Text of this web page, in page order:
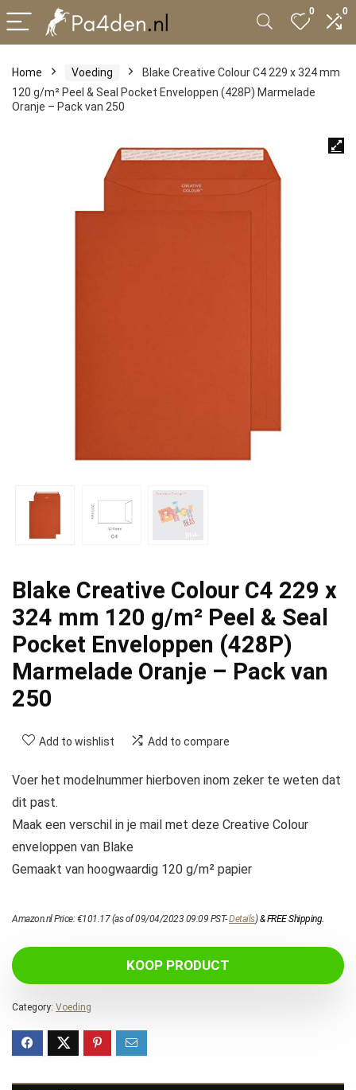
0 0
Home Voeding
Blake Creative Colour C4 229 x 324 mm
120 g/m² Peel & Seal Pocket Enveloppen (428P) Marmelade
Oranje – Pack van 250
Blake Creative Colour C4 229 x
324 mm 120 g/m² Peel & Seal
Pocket Enveloppen (428P)
Marmelade Oranje – Pack van
250
Add to wishlist Add to compare
Voer het modelnummer hierboven inom zeker te weten dat
dit past.
Maak een verschil in je mail met deze Creative Colour
enveloppen van Blake
Gemaakt van hoogwaardig 120 g/m² papier
Amazon.nl Price:€101.17(as of 09/04/2023 09:09 PST-Details)&FREE Shipping.
KOOP PRODUCT
Category: Voeding